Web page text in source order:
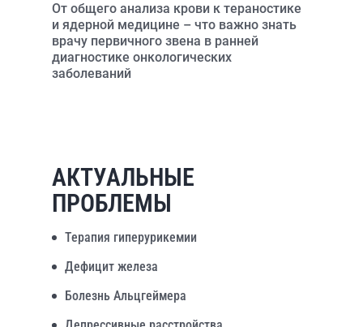
От общего анализа крови к тераностике
и ядерной медицине – что важно знать
врачу первичного звена в ранней
диагностике онкологических
заболеваний
АКТУАЛЬНЫЕ
ПРОБЛЕМЫ
Терапия гиперурикемии
Дефицит железа
Болезнь Альцгеймера